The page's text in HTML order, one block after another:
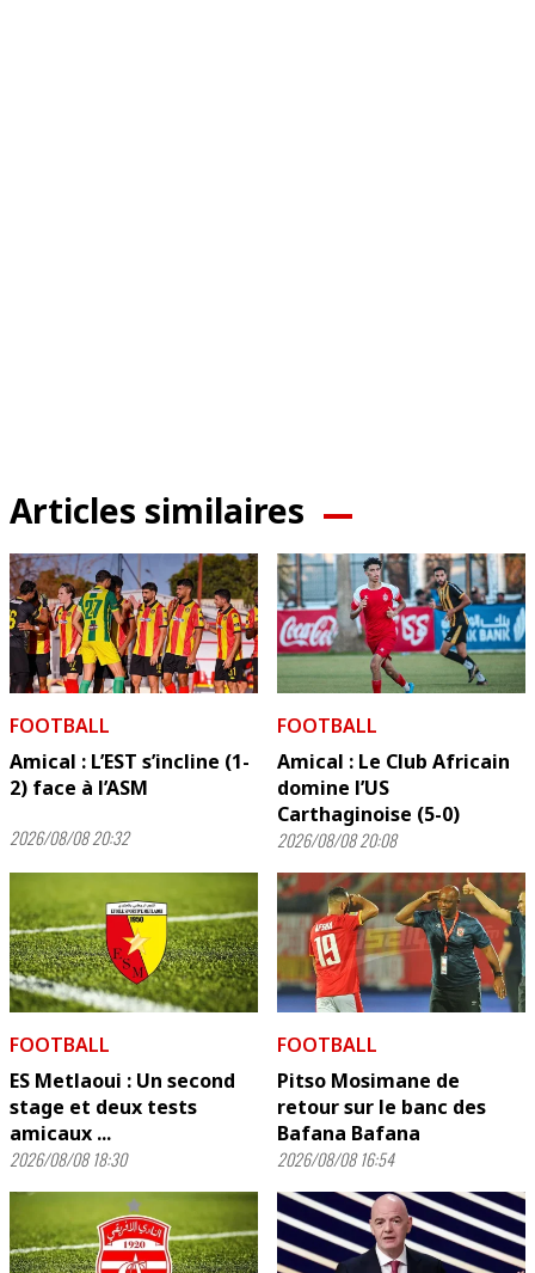
Articles similaires
FOOTBALL
Amical : L’EST s’incline (1-
2) face à l’ASM
2026/08/08 20:32
FOOTBALL
Amical : Le Club Africain
domine l’US
Carthaginoise (5-0)
2026/08/08 20:08
FOOTBALL
ES Metlaoui : Un second
stage et deux tests
amicaux ...
2026/08/08 18:30
FOOTBALL
Pitso Mosimane de
retour sur le banc des
Bafana Bafana
2026/08/08 16:54